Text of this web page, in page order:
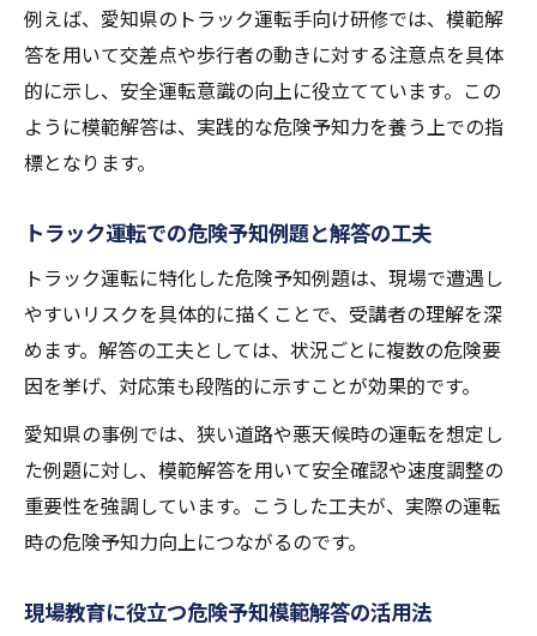
例えば、愛知県のトラック運転手向け研修では、模範解
答を用いて交差点や歩行者の動きに対する注意点を具体
的に示し、安全運転意識の向上に役立てています。この
ように模範解答は、実践的な危険予知力を養う上での指
標となります。
トラック運転での危険予知例題と解答の工夫
トラック運転に特化した危険予知例題は、現場で遭遇し
やすいリスクを具体的に描くことで、受講者の理解を深
めます。解答の工夫としては、状況ごとに複数の危険要
因を挙げ、対応策も段階的に示すことが効果的です。
愛知県の事例では、狭い道路や悪天候時の運転を想定し
た例題に対し、模範解答を用いて安全確認や速度調整の
重要性を強調しています。こうした工夫が、実際の運転
時の危険予知力向上につながるのです。
現場教育に役立つ危険予知模範解答の活用法